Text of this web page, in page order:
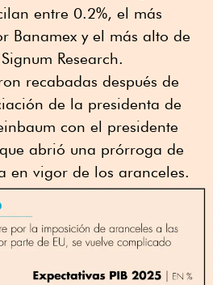
entre 0.2%, el más
Banamex y el más alto de
Research.
recabadas después de
de la presidenta de
con el presidente
abrió una prórroga de
en vigor de los aranceles.